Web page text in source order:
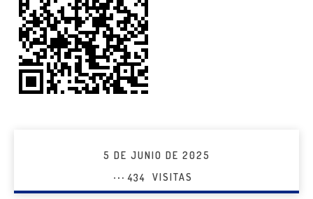
5 DE JUNIO DE 2025
434
VISITAS